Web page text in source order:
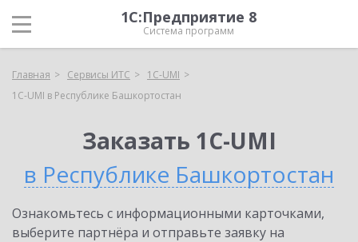
1С:Предприятие 8
Система программ
Главная Сервисы ИТС
1C-UMI
1C-UMI в Республике Башкортостан
Заказать 1C-UMI
в Республике Башкортостан
Ознакомьтесь с информационными карточками,
выберите партнёра и отправьте заявку на